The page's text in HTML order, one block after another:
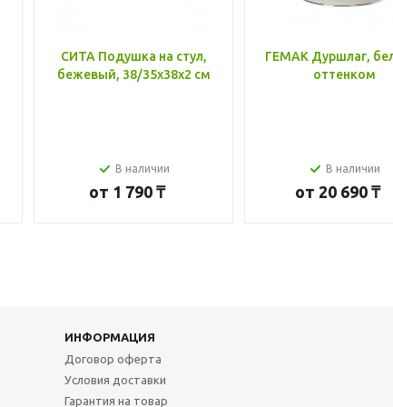
СИТА Подушка на стул,
бежевый, 38/35x38x2 см
В наличии
от 1 790 ₸
ГЕМАК Дуршлаг,
оттенком
В наличии
от 20 690 ₸
ИНФОРМАЦИЯ
Договор оферта
Условия доставки
Гарантия на товар